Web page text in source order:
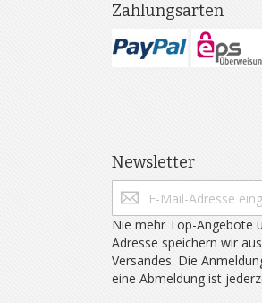
Zahlungsarten
Newsletter
Nie mehr Top-Angebote
Adresse speichern wir
Versandes. Die
eine Abmeldung ist